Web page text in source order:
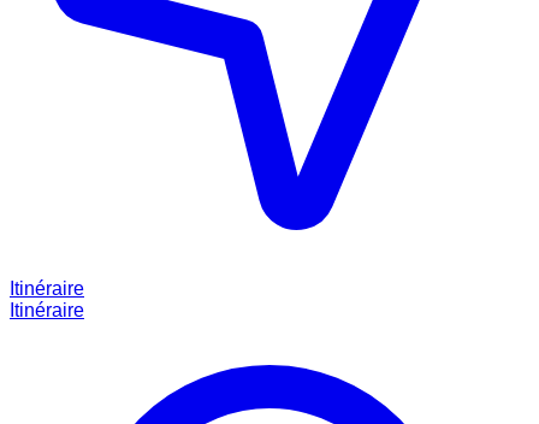
Itinéraire
Itinéraire